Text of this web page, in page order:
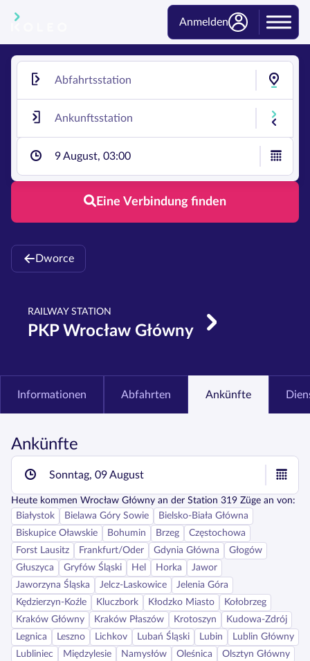
Anmelden
9 August, 03:00
Eine Verbindung finden
Dworce
RAILWAY STATION
PKP Wrocław Główny
Informationen Abfahrten Ankünfte
Ankünfte
Sonntag, 09 August
Heute kommen Wrocław Główny an der Station 319 Züge an von:
Białystok
Bielawa Góry Sowie
Bielsko-Biała Główna
Biskupice Oławskie
Bohumin Brzeg
Częstochowa
Forst Lausitz
Frankfurt/Oder Gdynia Główna
Głogów
Głuszyca
Gryfów Śląski Hel Horka
Jawor
Jaworzyna Śląska
Jelcz-Laskowice
Jelenia Góra
Kędzierzyn-Koźle
Kluczbork Kłodzko Miasto
Kołobrzeg
Kraków Główny
Kraków Płaszów Krotoszyn
Kudowa-Zdrój
Legnica
Leszno Lichkov Lubań Śląski Lubin
Lublin Główny
Lubliniec
Międzylesie Namysłów Oleśnica
Olsztyn Główny